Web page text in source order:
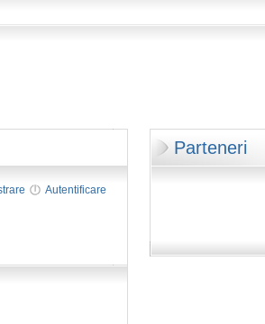
Parteneri
Autentificare